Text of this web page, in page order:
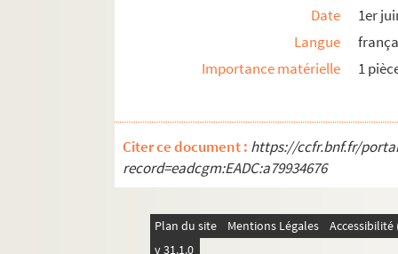
Date
1er
Langue
Importance matérielle
1
Citer ce document : https://ccfr.bnf.fr/
record=eadcgm:EADC:a79934676
Plan du site Mentions Légales
v 31.1.0